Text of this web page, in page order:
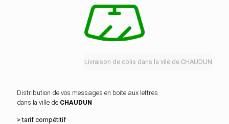
Livraison de colis dans la vile de CHAUDUN
Distribution de vos messages en boite aux lettres
dans la ville de CHAUDUN
> tarif compétitif